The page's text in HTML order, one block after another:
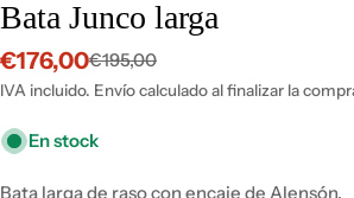
Bata Junco larga
Precio
de
€176,00
Precio
habitual
€195,00
IVA incluido. Envío calculado al finalizar la
En stock
Bata larga de raso con encaje de Alensón.